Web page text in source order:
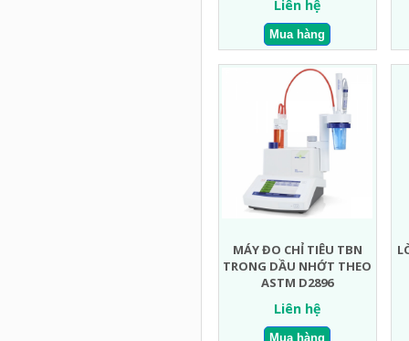
Liên hệ
MÁY ĐO CHỈ TIÊU TBN
TRONG DẦU NHỚT THEO
ASTM D2896
Liên hệ